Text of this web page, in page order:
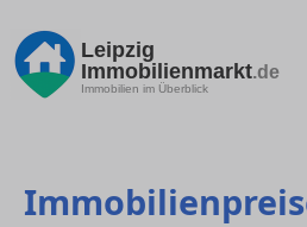
Leipzig
Immobilienmarkt.de
Immobilien im Überblick